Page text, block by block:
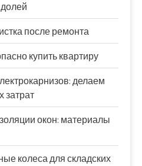
после ремонта
купить квартиру
делаем
затрат
окон: материалы
колеса для складских